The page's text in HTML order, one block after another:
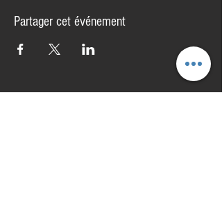
Partager cet événement